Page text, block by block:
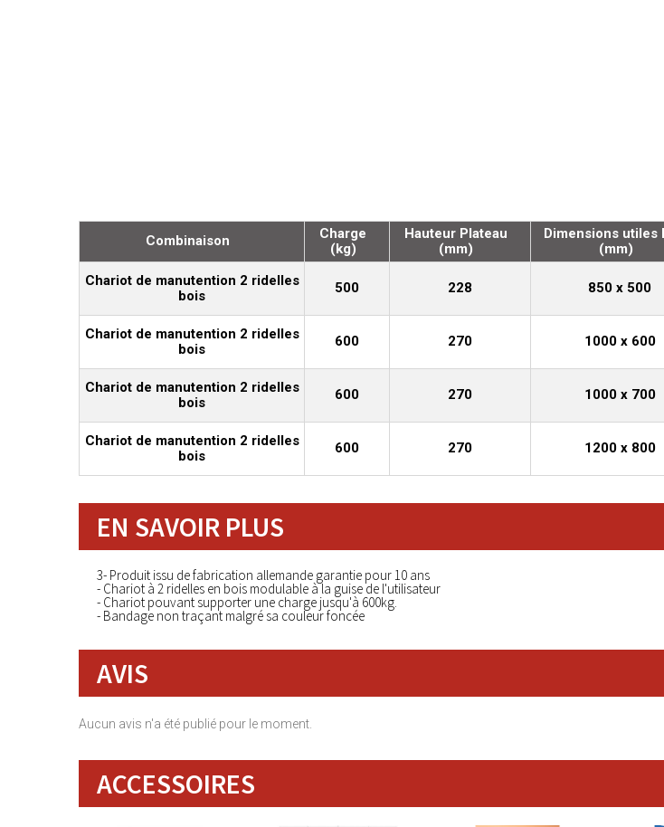
Combinaison
Charge
(kg)
Hauteur Plateau
(mm)
Dimensions utiles
(mm)
Chariot de manutention 2 ridelles
bois
500 228 850 x 500
Chariot de manutention 2 ridelles
bois
600 270 1000 x 600
Chariot de manutention 2 ridelles
bois
600 270 1000 x 700
Chariot de manutention 2 ridelles
bois
600 270 1200 x 800
EN SAVOIR PLUS
3- Produit issu de fabrication allemande garantie pour 10 ans
- Chariot à 2 ridelles en bois modulable à la guise de l'utilisateur
- Chariot pouvant supporter une charge jusqu'à 600kg.
- Bandage non traçant malgré sa couleur foncée
AVIS
Aucun avis n'a été publié pour le moment.
ACCESSOIRES